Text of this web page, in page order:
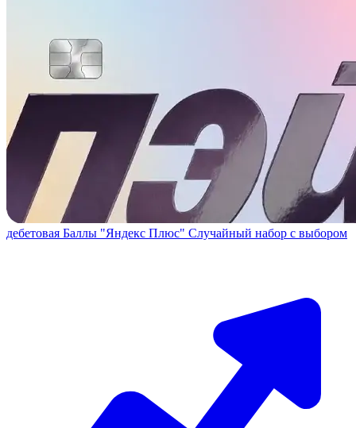
дебетовая Баллы "Яндекс Плюс" Случайный набор с выбором